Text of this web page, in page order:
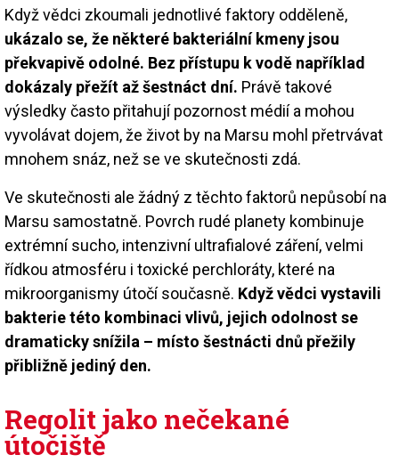
Když vědci zkoumali jednotlivé faktory odděleně,
ukázalo se, že některé bakteriální kmeny jsou
překvapivě odolné. Bez přístupu k vodě například
dokázaly přežít až šestnáct dní. Právě takové
výsledky často přitahují pozornost médií a mohou
vyvolávat dojem, že život by na Marsu mohl přetrvávat
mnohem snáz, než se ve skutečnosti zdá.
Ve skutečnosti ale žádný z těchto faktorů nepůsobí na
Marsu samostatně. Povrch rudé planety kombinuje
extrémní sucho, intenzivní ultrafialové záření, velmi
řídkou atmosféru i toxické perchloráty, které na
mikroorganismy útočí současně. Když vědci vystavili
bakterie této kombinaci vlivů, jejich odolnost se
dramaticky snížila – místo šestnácti dnů přežily
přibližně jediný den.
Regolit jako nečekané
útočiště